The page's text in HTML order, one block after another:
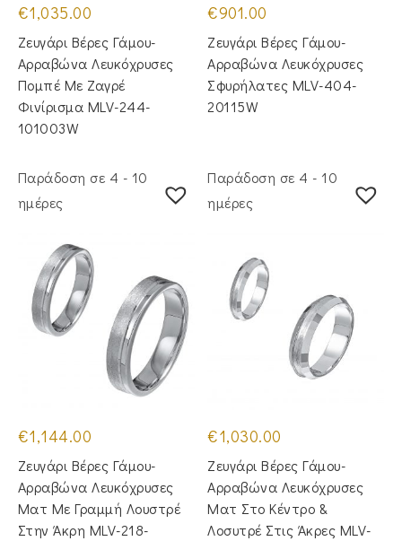
€1,035.00
Ζευγάρι Βέρες Γάμου-
Αρραβώνα Λευκόχρυσες
Πομπέ Με Ζαγρέ
Φινίρισμα MLV-244-
101003W
€901.00
Ζευγάρι Βέρες Γάμου-
Αρραβώνα Λευκόχρυσες
Σφυρήλατες MLV-404-
20115W
Παράδοση σε 4 - 10
ημέρες
€1,144.00
Ζευγάρι Βέρες Γάμου-
Αρραβώνα Λευκόχρυσες
Ματ Με Γραμμή Λουστρέ
Στην Άκρη MLV-218-
Παράδοση σε 4 - 10
ημέρες
€1,030.00
Ζευγάρι Βέρες Γάμου-
Αρραβώνα Λευκόχρυσες
Ματ Στο Κέντρο &
Λοσυτρέ Στις Άκρες MLV-